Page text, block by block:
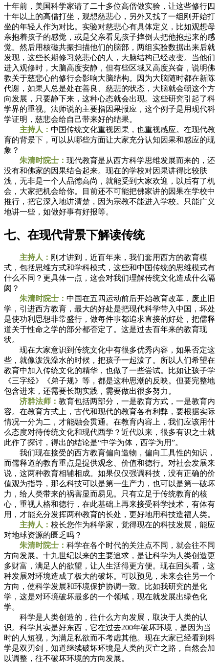
十年前，美国科学家请了二十多位高僧做实验，让这些修行四
十年以上的高僧打坐，观想慈悲心，另外又找了一组刚开始打
坐的年轻人作为对比。实验对慈悲心有具体定义，比如观想母
亲抱着孩子的感觉，或是父亲看见孩子摔倒去把他抱起来的感
觉。然后用核磁共振扫描他们的脑部，两组实验数据出来后就
发现，这些长期修习慈悲心的人，大脑结构已经改变。当他们
进入观修时，大脑高度安静，但有些区域又高度兴奋，说明佛
教关于慈悲心的修行会影响大脑结构。因为大脑随时都在新陈
代谢，如果人总是处在善良、慈悲的状态，大脑就会朝这个方
向发展，只要静下来，这种心态就会出现。这些研究引起了科
学界的重视。法师说的主要指因果报应，这个例子是用现代科
学证明，慈悲会给自己带来好的结果。
主持人： 中国传统文化重视因果，也重视感应。在现代教
育的背景下，可以从哪些方面让大家充分认知因果和感应的现
象？
朱清时院士： 现代教育是从西方科学思维发展而来的，还
没有和佛家的因果结合起来。现在的学校对因果讲得比较肤
浅，无非是一个人品德高尚，就能受到大家欢迎，以后有了机
会，大家把机会给你。目前还不可能把佛家讲的因果在学校中
推行，把它深入地讲清楚，因为宗教不能进入学校。只能广义
地讲一些，如做好事有好报等。
七、在现代背景下解读传统
主持人： 刚才讲到，近百年来，我们套用西方的教育模
式，包括思维方式和学科模式，这些和中国传统的思维模式有
什么不同？更具体一点，这会对我们理解传统文化造成什么隔
阂？
朱清时院士： 中国在五四运动前后开始教育改革，废止旧
学，引进西方教育，最大的好处是把现代科学带入中国，坏处
是使功利思想非常盛行，做每件事都追求直接的好处，把儒释
道关于性命之学的部分都否定了。这是过去百年来的教育现
状。
现在大家意识到传统文化中有很多优秀内容，如果否定这
些，就像泼洗澡水的时候，把孩子一起泼了。所以人们希望在
教育中加入传统文化的精华，也做了一些尝试。比如让孩子学
《三字经》《弟子规》等，都是这种思潮的反映。但要完整地
包含进来，还需要长期实践，需要做出很多努力。
济群法师： 教育包括两部分，一是教育方式，一是教育内
容。在教育方式上，古代和现代的教育各有利弊，要根据实际
情况一分为二，才能融会贯通。在教育内容上，我们应该用什
么态度对待传统文化和现代西学？近代以来，很多有识之士就
此作了探讨，得出的结论是“中学为体，西学为用”。
我们现在接受的西方教育偏向造物，偏向工具性的知识，
而儒释道的教育重点是提供观念、价值和德行。对社会发展来
说，这两种教育相辅相成。如果仅仅强调科技，没有正确的价
值观为指导，那么科技可以是第一生产力，也可以是第一破坏
力，给人类带来的祸害显而易见。只有立足于传统教育的核
心，重视人格和德行，在此基础上再来接受科学技术，有体有
用，才能充分发挥两种教育的长处，更好地用科技造福人类。
主持人： 校长您作为科学家，觉得现在的科技发展，能应
对地球资源的匮乏吗？
朱清时院士： 科学在各个时代的关注点不同，就会往不同
方向发展。十九世纪以来的主要追求，是让科学为人类创造更
多财富，满足人的欲望，让人生活得更方便。现在回头看，这
种发展对环境造成了极大的破坏。可以预见，未来会往另一个
方向，使科学发展和环境保护协调一致。比如我研究的是化
学，这是对环境破坏最多的一个领域，现在就发展出绿色化
学。
科学是人类创造的，往什么方向发展，取决于人类的认
识。科学其实是好东西，它在过去200年破坏环境，是因为当
时的人短视，为满足私欲而不考虑其他。现在大家已经看到科
学是双刃剑，知道继续破坏环境是人类的灭亡之路，自然会加
以调整，往不破坏环境的方向发展。